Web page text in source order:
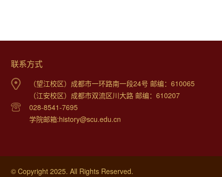
联系方式
（望江校区）成都市一环路南一段24号 邮编：610065
（江安校区）成都市双流区川大路 邮编：610207
028-8541-7695
学院邮箱:history@scu.edu.cn
© Copyright 2025. All Rights Reserved.